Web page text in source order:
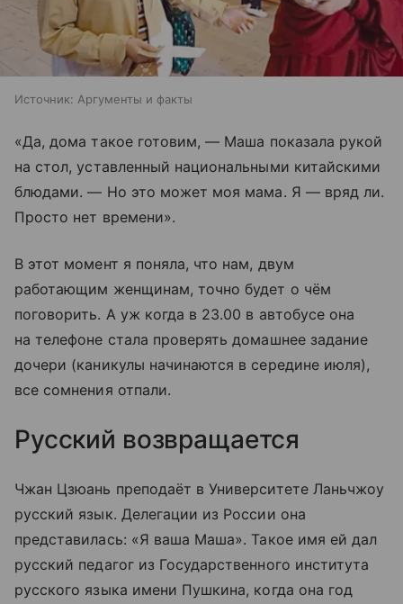
Источник: Аргументы и факты
«Да, дома такое готовим, — Маша показала рукой
на стол, уставленный национальными китайскими
блюдами. — Но это может моя мама. Я — вряд ли.
Просто нет времени».
В этот момент я поняла, что нам, двум
работающим женщинам, точно будет о чём
поговорить. А уж когда в 23.00 в автобусе она
на телефоне стала проверять домашнее задание
дочери (каникулы начинаются в середине июля),
все сомнения отпали.
Русский возвращается
Чжан Цзюань преподаёт в Университете Ланьчжоу
русский язык. Делегации из России она
представилась: «Я ваша Маша». Такое имя ей дал
русский педагог из Государственного института
русского языка имени Пушкина, когда она год